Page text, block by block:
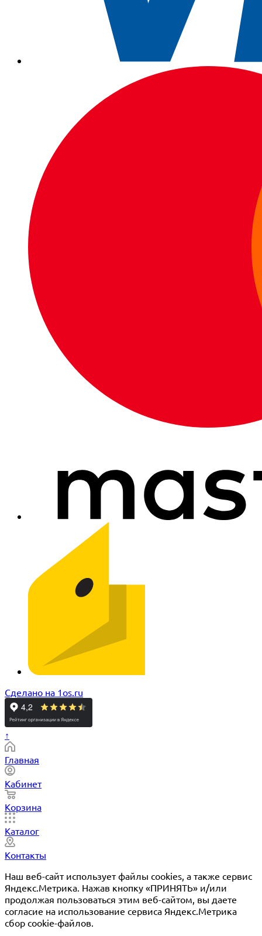
Сделано на 1os.ru
↑
Главная
Кабинет
Корзина
Каталог
Контакты
Наш веб-сайт использует файлы cookies, а также сервис
Яндекс.Метрика. Нажав кнопку «ПРИНЯТЬ» и/или
продолжая пользоваться этим веб-сайтом, вы даете
согласие на использование сервиса Яндекс.Метрика
сбор cookie-файлов.